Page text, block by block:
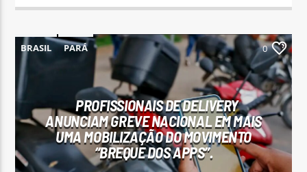
BRASIL PARÁ 0
PROFISSIONAIS DE DELIVERY
ANUNCIAM GREVE NACIONAL EM MAIS
UMA MOBILIZAÇÃO DO MOVIMENTO
“BREQUE DOS APPS”.